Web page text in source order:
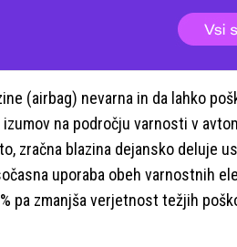
(airbag) nevarna in da lahko
na področju varnosti v
zračna blazina dejansko deluje
uporaba obeh varnostnih
pa zmanjša verjetnost težjih